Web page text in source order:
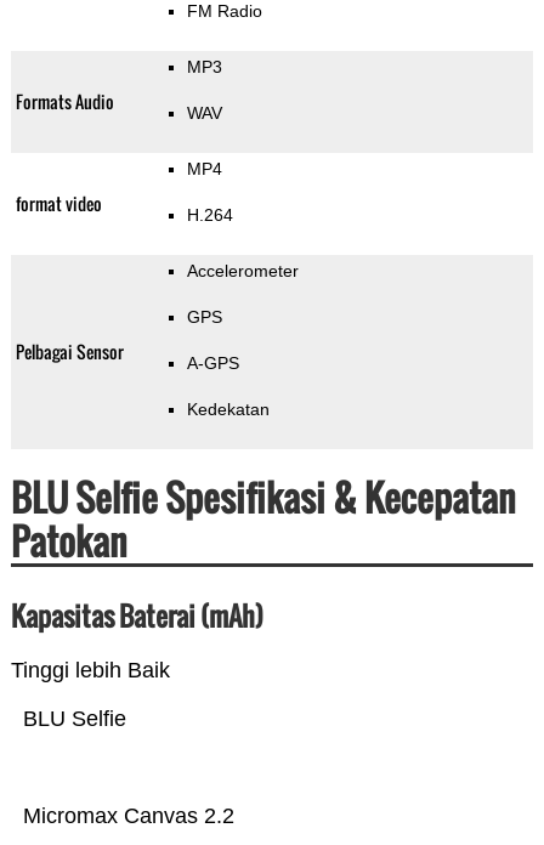
FM Radio
Formats Audio
MP3
WAV
format video
MP4
H.264
Pelbagai Sensor
Accelerometer
GPS
A-GPS
Kedekatan
BLU Selfie Spesifikasi & Kecepatan
Patokan
Kapasitas Baterai (mAh)
Tinggi lebih Baik
Micromax Canvas 2.2
BLU Selfie